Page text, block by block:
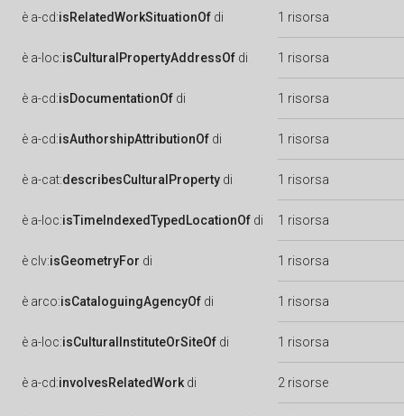
è a-cd:isRelatedWorkSituationOf di 1 risorsa
è a-loc:isCulturalPropertyAddressOf di 1 risorsa
è a-cd:isDocumentationOf di 1 risorsa
è a-cd:isAuthorshipAttributionOf di 1 risorsa
è a-cat:describesCulturalProperty di 1 risorsa
è a-loc:isTimeIndexedTypedLocationOf di 1 risorsa
è clv:isGeometryFor di 1 risorsa
è arco:isCataloguingAgencyOf di 1 risorsa
è a-loc:isCulturalInstituteOrSiteOf di 1 risorsa
è a-cd:involvesRelatedWork di 2 risorse